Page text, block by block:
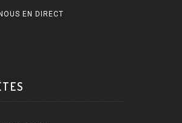
EN DIRECT